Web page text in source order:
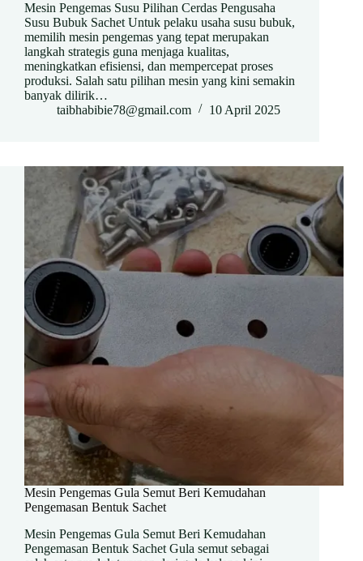
Mesin Pengemas Susu Pilihan Cerdas Pengusaha
Susu Bubuk Sachet Untuk pelaku usaha susu bubuk,
memilih mesin pengemas yang tepat merupakan
langkah strategis guna menjaga kualitas,
meningkatkan efisiensi, dan mempercepat proses
produksi. Salah satu pilihan mesin yang kini semakin
banyak dilirik…
taibhabibie78@gmail.com
10 April 2025
Mesin Pengemas Gula Semut Beri Kemudahan
Pengemasan Bentuk Sachet
Mesin Pengemas Gula Semut Beri Kemudahan
Pengemasan Bentuk Sachet Gula semut sebagai